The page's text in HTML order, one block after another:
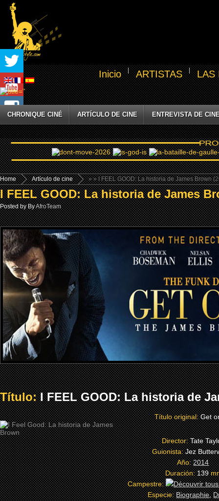
Inicio ARTISTAS LAS
CHRONIQUE CINÉ ARTÍCULO DE CINE ENTREVISTA DE
Home »
Artículo de cine » I FEEL GOOD: La historia de James Brown
I FEEL GOOD: La historia de James
Posted by ByAfroTeam
Título:I FEEL GOOD: La historia de
Título original:Get
Director:Tate
Guionista:Jez
Año:2014
Duración:139
Campestre:
Especie:Biographie,